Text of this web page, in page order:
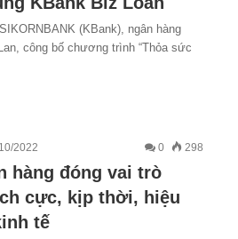
(KBank), ngân hàng
công bố chương trình “Thỏa sức
2022 0 298
hàng đóng vai trò
cực, kịp thời, hiệu
tế